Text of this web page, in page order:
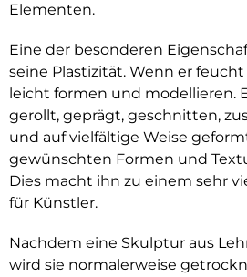
Elementen.
Eine der besonderen
seine Plastizität. Wenn er
leicht formen und modellieren.
gerollt, geprägt, geschnitten,
und auf vielfältige Weise
gewünschten Formen und
Dies macht ihn zu einem sehr
für Künstler.
Nachdem eine Skulptur aus
wird sie normalerweise